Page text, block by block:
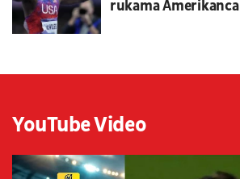
rukama Amerikanca
YouTube Video